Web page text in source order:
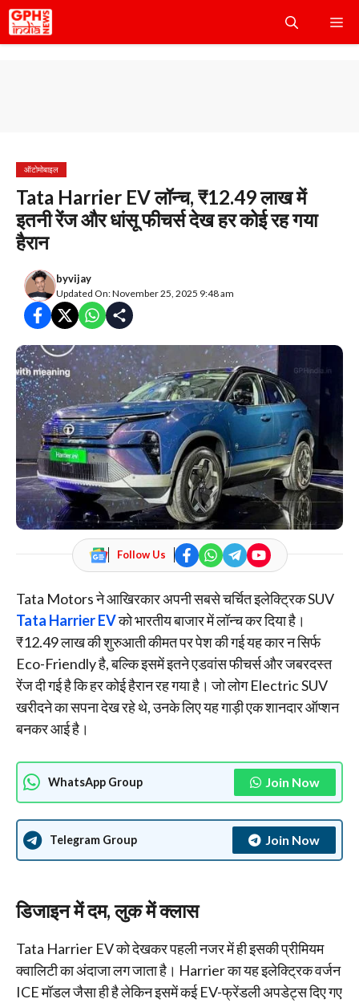
Skip
to
ऑटोमोबाइल
Tata Harrier EV लॉन्च, ₹12.49 लाख में
इतनी रेंज और धांसू फीचर्स देख हर कोई रह गया
हैरान
byvijay
Updated On: November 25, 2025 9:48 am
Follow Us
Tata Motors ने आखिरकार अपनी सबसे चर्चित इलेक्ट्रिक SUV
Tata Harrier EVको भारतीय बाजार में लॉन्च कर दिया है।
₹12.49 लाख की शुरुआती कीमत पर पेश की गई यह कार न सिर्फ
Eco-Friendly है, बल्कि इसमें इतने एडवांस फीचर्स और जबरदस्त
रेंज दी गई है कि हर कोई हैरान रह गया है। जो लोग Electric SUV
खरीदने का सपना देख रहे थे, उनके लिए यह गाड़ी एक शानदार ऑप्शन
बनकर आई है।
WhatsApp Group Join Now
Telegram Group Join Now
डिजाइन में दम, लुक में क्लास
Tata Harrier EV को देखकर पहली नजर में ही इसकी प्रीमियम
क्वालिटी का अंदाजा लग जाता है। Harrier का यह इलेक्ट्रिक वर्जन
ICE मॉडल जैसा ही है लेकिन इसमें कई EV-फ्रेंडली अपडेट्स दिए गए